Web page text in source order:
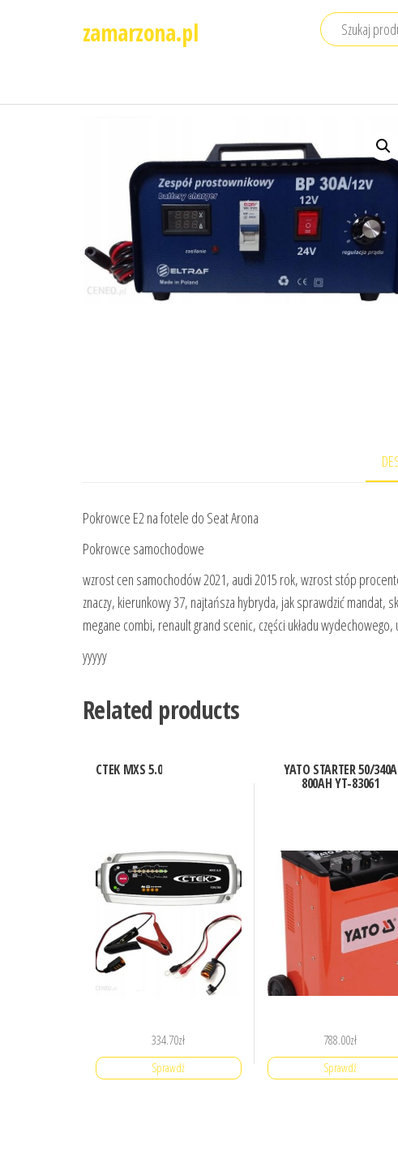
zamarzona.pl
Pokrowce E2 na fotele do Seat Arona
Pokrowce samochodowe
wzrost cen samochodów 2021, audi 2015 rok, wzrost stóp
znaczy, kierunkowy 37, najtańsza hybryda, jak sprawdzić
megane combi, renault grand scenic, części układu
yyyyy
Related products
CTEK MXS 5.0
334.70zł
Sprawdź
YATO STARTER 50/340A
800AH YT-83061
788.00zł
Sprawdź